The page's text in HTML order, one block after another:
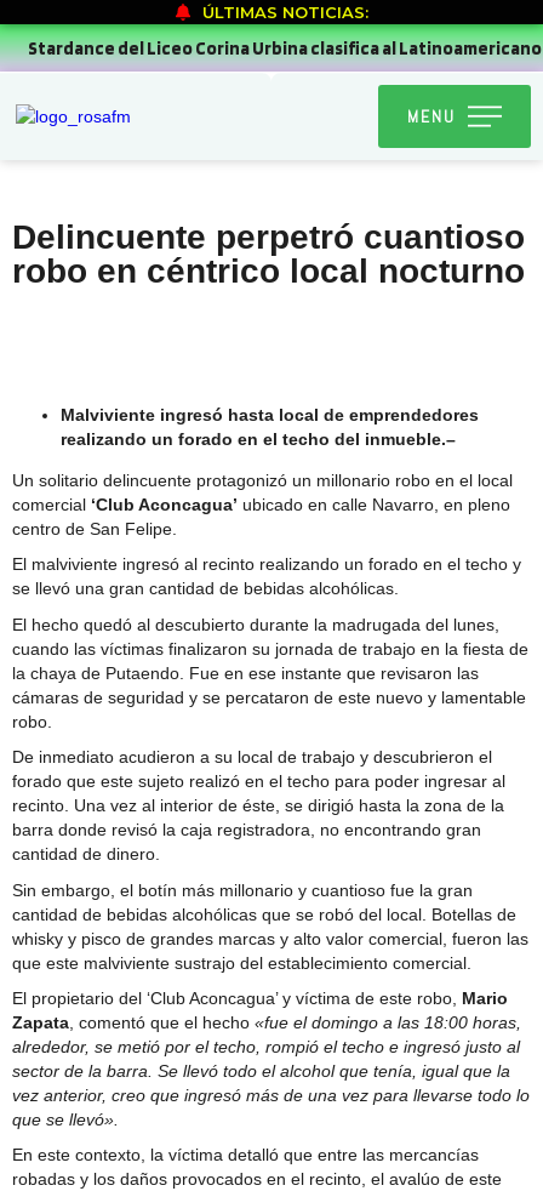
ÚLTIMAS NOTICIAS:
del Liceo Corina Urbina clasifica al Latinoamericano de
MENU
Delincuente perpetró cuantioso
robo en céntrico local nocturno
Malviviente ingresó hasta local de emprendedores
realizando un forado en el techo del inmueble.–
Un solitario delincuente protagonizó un millonario robo en el local
comercial ‘Club Aconcagua’ ubicado en calle Navarro, en pleno
centro de San Felipe.
El malviviente ingresó al recinto realizando un forado en el techo y
se llevó una gran cantidad de bebidas alcohólicas.
El hecho quedó al descubierto durante la madrugada del lunes,
cuando las víctimas finalizaron su jornada de trabajo en la fiesta de
la chaya de Putaendo. Fue en ese instante que revisaron las
cámaras de seguridad y se percataron de este nuevo y lamentable
robo.
De inmediato acudieron a su local de trabajo y descubrieron el
forado que este sujeto realizó en el techo para poder ingresar al
recinto. Una vez al interior de éste, se dirigió hasta la zona de la
barra donde revisó la caja registradora, no encontrando gran
cantidad de dinero.
Sin embargo, el botín más millonario y cuantioso fue la gran
cantidad de bebidas alcohólicas que se robó del local. Botellas de
whisky y pisco de grandes marcas y alto valor comercial, fueron las
que este malviviente sustrajo del establecimiento comercial.
El propietario del ‘Club Aconcagua’ y víctima de este robo, Mario
Zapata , comentó que el hecho «fue el domingo a las 18:00 horas,
alrededor, se metió por el techo, rompió el techo e ingresó justo al
sector de la barra. Se llevó todo el alcohol que tenía, igual que la
vez anterior, creo que ingresó más de una vez para llevarse todo lo
que se llevó».
En este contexto, la víctima detalló que entre las mercancías
robadas y los daños provocados en el recinto, el avalúo de este